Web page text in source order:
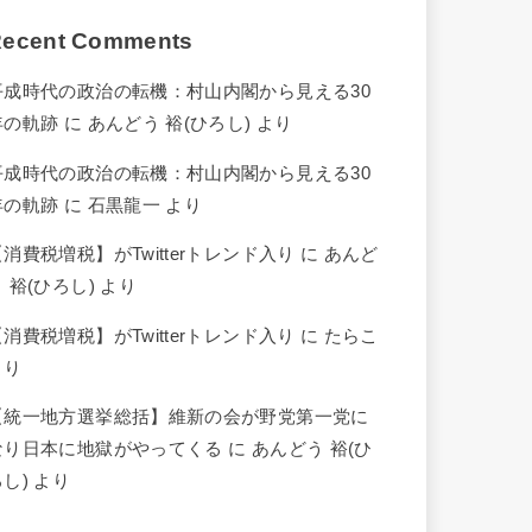
Comments
成時代の政治の転機：村山内閣から見える30
の軌跡 に あんどう 裕(ひろし) より
成時代の政治の転機：村山内閣から見える30
の軌跡 に 石黒龍一 より
消費税増税】がTwitterトレンド入り に あんど
裕(ひろし) より
消費税増税】がTwitterトレンド入り に たらこ
統一地方選挙総括】維新の会が野党第一党に
り日本に地獄がやってくる に あんどう 裕(ひ
し) より